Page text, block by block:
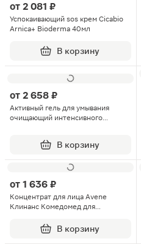
от 2 081 ₽
Успокаивающий sos крем Cicabio
Arnica+ Bioderma 40мл
В корзину
от 2 658 ₽
Активный гель для умывания
очищающий интенсивного
В корзину
от 1 636 ₽
Концентрат для лица Avene
Клинанс Комедомед для
В корзину